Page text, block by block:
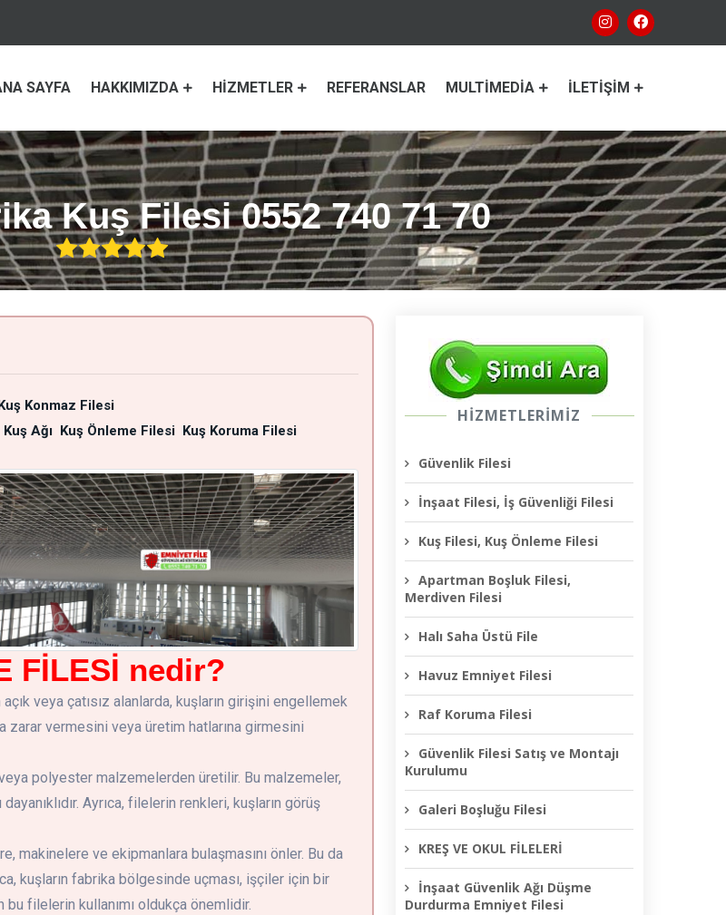
SAYFA HAKKIMIZDA HIZMETLER REFERANSLAR MULTIMEDIA İLETIŞIM
Kuş Filesi 0552 740 71 70
Konmaz Filesi
Kuş Ağı Kuş Önleme Filesi Kuş Koruma Filesi
FİLESİ nedir?
veya çatısız alanlarda, kuşların girişini engellemek
zarar vermesini veya üretim hatlarına girmesini
polyester malzemelerden üretilir. Bu malzemeler,
Ayrıca, filelerin renkleri, kuşların görüş
makinelere ve ekipmanlara bulaşmasını önler. Bu da
kuşların fabrika bölgesinde uçması, işçiler için bir
filelerin kullanımı oldukça önemlidir.
HİZMETLERİMİZ
Güvenlik Filesi
İnşaat Filesi, İş Güvenliği Filesi
Kuş Filesi, Kuş Önleme Filesi
Apartman Boşluk Filesi,
Merdiven Filesi
Halı Saha Üstü File
Havuz Emniyet Filesi
Raf Koruma Filesi
Güvenlik Filesi Satış ve Montajı
Kurulumu
Galeri Boşluğu Filesi
KREŞ VE OKUL FİLELERİ
İnşaat Güvenlik Ağı Düşme
Durdurma Emniyet Filesi